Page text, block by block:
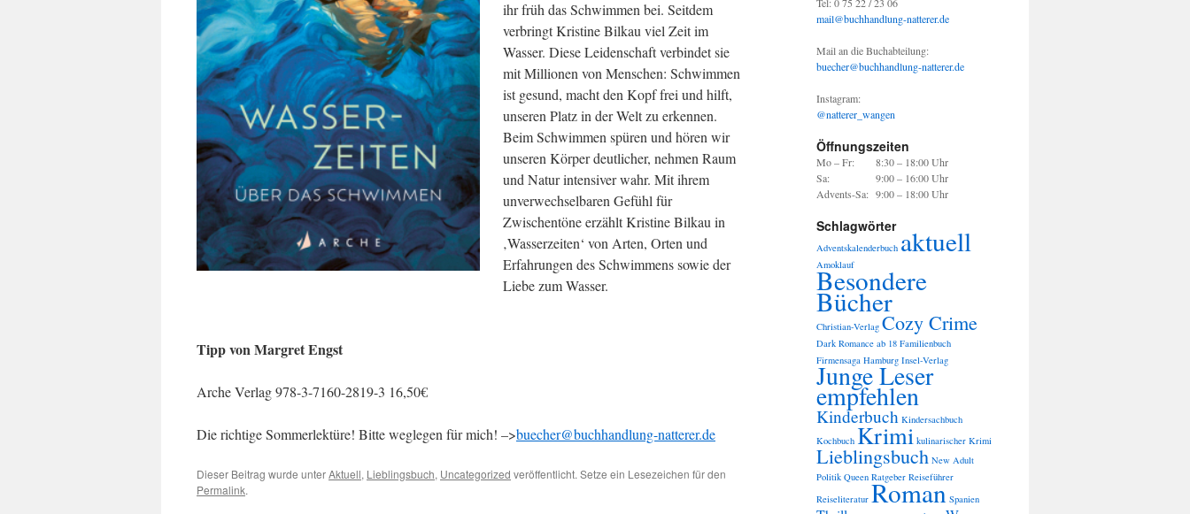
ihr früh das Schwimmen bei. Seitdem
verbringt Kristine Bilkau viel Zeit im
Wasser. Diese Leidenschaft verbindet sie
mit Millionen von Menschen: Schwimmen
ist gesund, macht den Kopf frei und hilft,
unseren Platz in der Welt zu erkennen.
Beim Schwimmen spüren und hören wir
unseren Körper deutlicher, nehmen Raum
und Natur intensiver wahr. Mit ihrem
unverwechselbaren Gefühl für
Zwischentöne erzählt Kristine Bilkau in
‚Wasserzeiten‘ von Arten, Orten und
Erfahrungen des Schwimmens sowie der
Liebe zum Wasser.
Tipp von Margret Engst
Arche Verlag 978-3-7160-2819-3 16,50€
Die richtige Sommerlektüre! Bitte weglegen für mich! –>buecher@buchhandlung-natterer.de
Dieser Beitrag wurde unterAktuell, Lieblingsbuch, Uncategorized veröffentlicht. Setze ein Lesezeichen für den
Permalink.
mail@buchhandlung-natterer.de
Mail an die Buchabteilung:
buecher@buchhandlung-natterer.de
Instagram:
@natterer_wangen
Öffnungszeiten
Mo – Fr:
8:30 – 18:00 Uhr
Sa:
9:00 – 16:00 Uhr
Advents-Sa: 9:00 – 18:00 Uhr
Schlagwörter
Adventskalenderbuch aktuell
Amoklauf
Besondere
Bücher
Christian-Verlag Cozy Crime
Dark Romance ab 18 Familienbuch
Firmensaga Hamburg Insel-Verlag
Junge Leser
empfehlen
Kinderbuch Kindersachbuch
Kochbuch Krimi kulinarischer Krimi
Lieblingsbuch New Adult
Politik Queen Ratgeber Reiseführer
Reiseliteratur Roman Spanien